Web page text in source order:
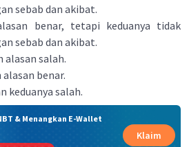
sebab dan akibat.
benar, tetapi keduanya tidak
sebab dan akibat.
alasan salah.
benar.
keduanya salah.
& Menangkan E-Wallet
Klaim